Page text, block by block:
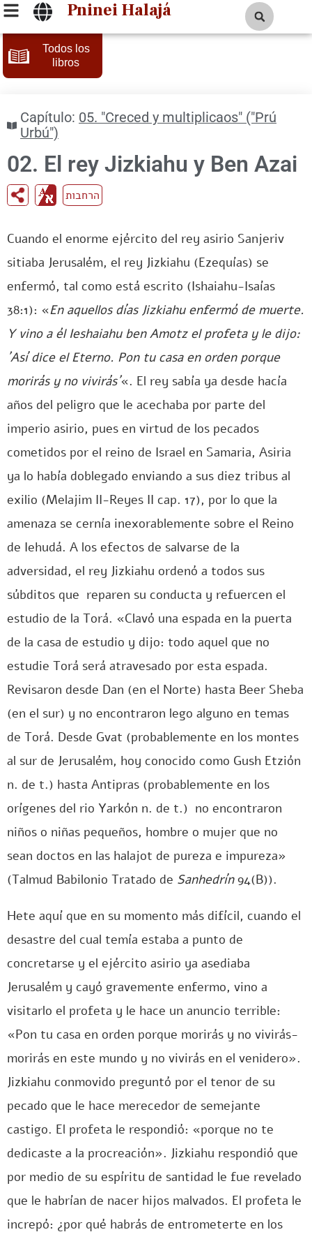
Pninei Halajá
Todos los
libros
Capítulo: 05. "Creced y multiplicaos" ("Prú
Urbú")
02. El rey Jizkiahu y Ben Azai
הרחבות
Cuando el enorme ejército del rey asirio Sanjeriv
sitiaba Jerusalém, el rey Jizkiahu (Ezequías) se
enfermó, tal como está escrito (Ishaiahu-Isaías
38:1): «En aquellos días Jizkiahu enfermó de muerte.
Y vino a él Ieshaiahu ben Amotz el profeta y le dijo:
´Así dice el Eterno. Pon tu casa en orden porque
morirás y no vivirás´«. El rey sabía ya desde hacía
años del peligro que le acechaba por parte del
imperio asirio, pues en virtud de los pecados
cometidos por el reino de Israel en Samaria, Asiria
ya lo había doblegado enviando a sus diez tribus al
exilio (Melajim II-Reyes II cap. 17), por lo que la
amenaza se cernía inexorablemente sobre el Reino
de Iehudá. A los efectos de salvarse de la
adversidad, el rey Jizkiahu ordenó a todos sus
súbditos que reparen su conducta y refuercen el
estudio de la Torá. «Clavó una espada en la puerta
de la casa de estudio y dijo: todo aquel que no
estudie Torá será atravesado por esta espada.
Revisaron desde Dan (en el Norte) hasta Beer Sheba
(en el sur) y no encontraron lego alguno en temas
de Torá. Desde Gvat (probablemente en los montes
al sur de Jerusalém, hoy conocido como Gush Etzión
n. de t.) hasta Antipras (probablemente en los
orígenes del rio Yarkón n. de t.) no encontraron
niños o niñas pequeños, hombre o mujer que no
sean doctos en las halajot de pureza e impureza»
(Talmud Babilonio Tratado de Sanhedrín94(B)).
Hete aquí que en su momento más difícil, cuando el
desastre del cual temía estaba a punto de
concretarse y el ejército asirio ya asediaba
Jerusalém y cayó gravemente enfermo, vino a
visitarlo el profeta y le hace un anuncio terrible:
«Pon tu casa en orden porque morirás y no vivirás-
morirás en este mundo y no vivirás en el venidero».
Jizkiahu conmovido preguntó por el tenor de su
pecado que le hace merecedor de semejante
castigo. El profeta le respondió: «porque no te
dedicaste a la procreación». Jizkiahu respondió que
por medio de su espíritu de santidad le fue revelado
que le habrían de nacer hijos malvados. El profeta le
increpó: ¿por qué habrás de entrometerte en los